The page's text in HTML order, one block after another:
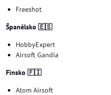
Freeshot
Španělsko 🇪🇸
HobbyExpert
Airsoft Gandia
Finsko 🇫🇮
Atom Airsoft